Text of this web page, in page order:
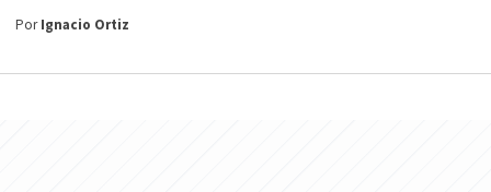
PorIgnacio Ortiz